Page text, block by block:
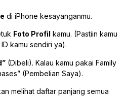
di iPhone kesayanganmu.
Foto Profil kamu. (Pastiin kamu
kamu sendiri ya).
(Dibeli). Kalau kamu pakai Family
(Pembelian Saya).
melihat daftar panjang semua